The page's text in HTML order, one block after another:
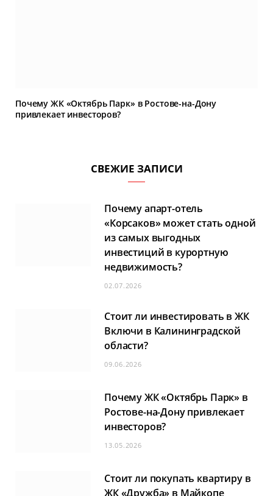
Почему ЖК «Октябрь Парк» в Ростове-на-Дону
привлекает инвесторов?
СВЕЖИЕ ЗАПИСИ
Почему апарт-отель
«Корсаков» может стать одной
из самых выгодных
инвестиций в курортную
недвижимость?
02.07.2026
Стоит ли инвестировать в ЖК
Включи в Калининградской
области?
09.06.2026
Почему ЖК «Октябрь Парк» в
Ростове-на-Дону привлекает
инвесторов?
13.05.2026
Стоит ли покупать квартиру в
ЖК «Дружба» в Майкопе